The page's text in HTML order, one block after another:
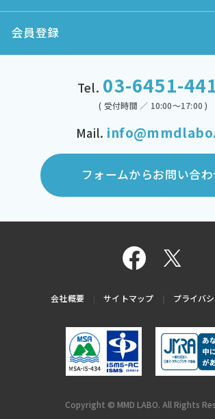
会員登録
Tel. 03-6451-
( 受付時間 ／ 10:00～17:00 )
Mail.
フォームからお問い合
会社概要 サイトマップ プライバ
Copyright © MMD LABO. All Rights